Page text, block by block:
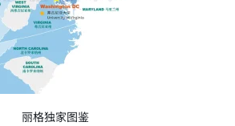
丽格独家图鉴